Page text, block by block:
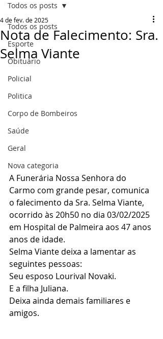
Todos os posts
Esporte
Obituário
Policial
Politica
Corpo de Bombeiros
Saúde
Geral
Nova categoria
Todos os posts
Nota de Falecimento: Sra.
Selma Viante
4 de fev. de 2025
A Funerária Nossa Senhora do
Carmo com grande pesar, comunica
o falecimento da Sra. Selma Viante,
ocorrido às 20h50 no dia 03/02/2025
em Hospital de Palmeira aos 47 anos
anos de idade.
Selma Viante deixa a lamentar as
seguintes pessoas:
Seu esposo Lourival Novaki.
E a filha Juliana.
Deixa ainda demais familiares e
amigos.